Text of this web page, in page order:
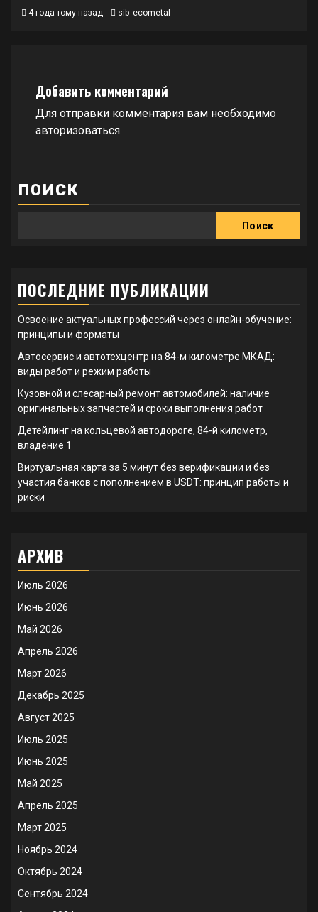
4 года тому назад sib_ecometal
Добавить комментарий
Для отправки комментария вам необходимо
авторизоваться.
ПОИСК
Поиск
ПОСЛЕДНИЕ ПУБЛИКАЦИИ
Освоение актуальных профессий через онлайн-обучение:
принципы и форматы
Автосервис и автотехцентр на 84-м километре МКАД:
виды работ и режим работы
Кузовной и слесарный ремонт автомобилей: наличие
оригинальных запчастей и сроки выполнения работ
Детейлинг на кольцевой автодороге, 84-й километр,
владение 1
Виртуальная карта за 5 минут без верификации и без
участия банков с пополнением в USDT: принцип работы и
риски
АРХИВ
Июль 2026
Июнь 2026
Май 2026
Апрель 2026
Март 2026
Декабрь 2025
Август 2025
Июль 2025
Июнь 2025
Май 2025
Апрель 2025
Март 2025
Ноябрь 2024
Октябрь 2024
Сентябрь 2024